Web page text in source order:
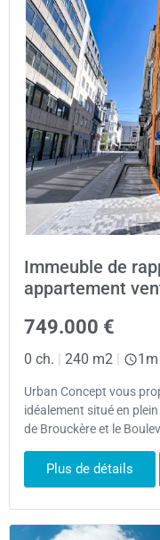
Immeuble de
appartement
749.000 €
0 ch. | 240 m2 | 1m
Urban Concept vous
idéalement situé en
de Brouckère et le
Plus de détails